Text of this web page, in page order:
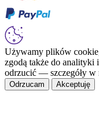
Używamy plików
zgodą także do analityki
odrzucić — szczegóły w
Odrzucam Akceptuję